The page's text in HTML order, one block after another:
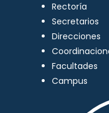
Rectoría
Secretarios
Direcciones
Facultades
Campus